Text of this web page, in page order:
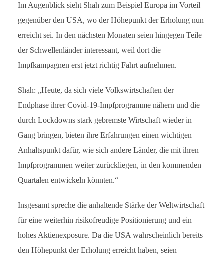
Im Augenblick sieht Shah zum Beispiel Europa im Vorteil
gegenüber den USA, wo der Höhepunkt der Erholung nun
erreicht sei. In den nächsten Monaten seien hingegen Teile
der Schwellenländer interessant, weil dort die
Impfkampagnen erst jetzt richtig Fahrt aufnehmen.
Shah: „Heute, da sich viele Volkswirtschaften der
Endphase ihrer Covid-19-Impfprogramme nähern und die
durch Lockdowns stark gebremste Wirtschaft wieder in
Gang bringen, bieten ihre Erfahrungen einen wichtigen
Anhaltspunkt dafür, wie sich andere Länder, die mit ihren
Impfprogrammen weiter zurückliegen, in den kommenden
Quartalen entwickeln könnten.“
Insgesamt spreche die anhaltende Stärke der Weltwirtschaft
für eine weiterhin risikofreudige Positionierung und ein
hohes Aktienexposure. Da die USA wahrscheinlich bereits
den Höhepunkt der Erholung erreicht haben, seien